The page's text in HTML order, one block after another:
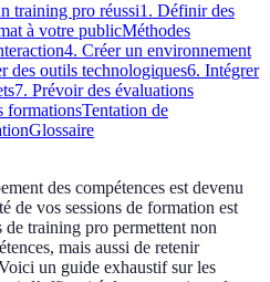
training pro réussi1. Définir des
à votre publicMéthodes
4. Créer un environnement
des outils technologiques6. Intégrer
7. Prévoir des évaluations
formationsTentation de
Glossaire
des compétences est devenu
de vos sessions de formation est
training pro permettent non
mais aussi de retenir
un guide exhaustif sur les